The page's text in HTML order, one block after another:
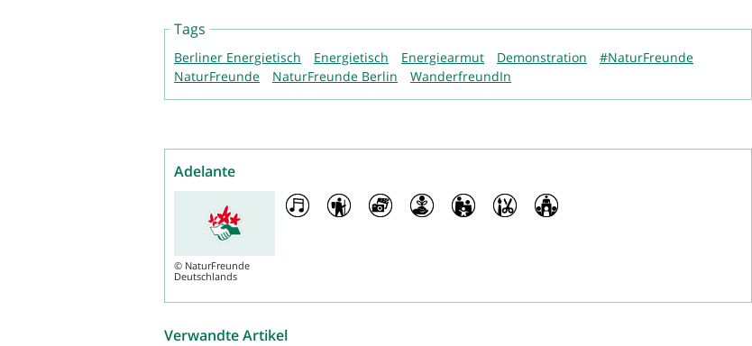
Tags
Berliner Energietisch Energietisch Energiearmut Demonstration
#NaturFreunde
NaturFreunde
NaturFreunde Berlin WanderfreundIn
Adelante
© NaturFreunde
Deutschlands
Verwandte Artikel